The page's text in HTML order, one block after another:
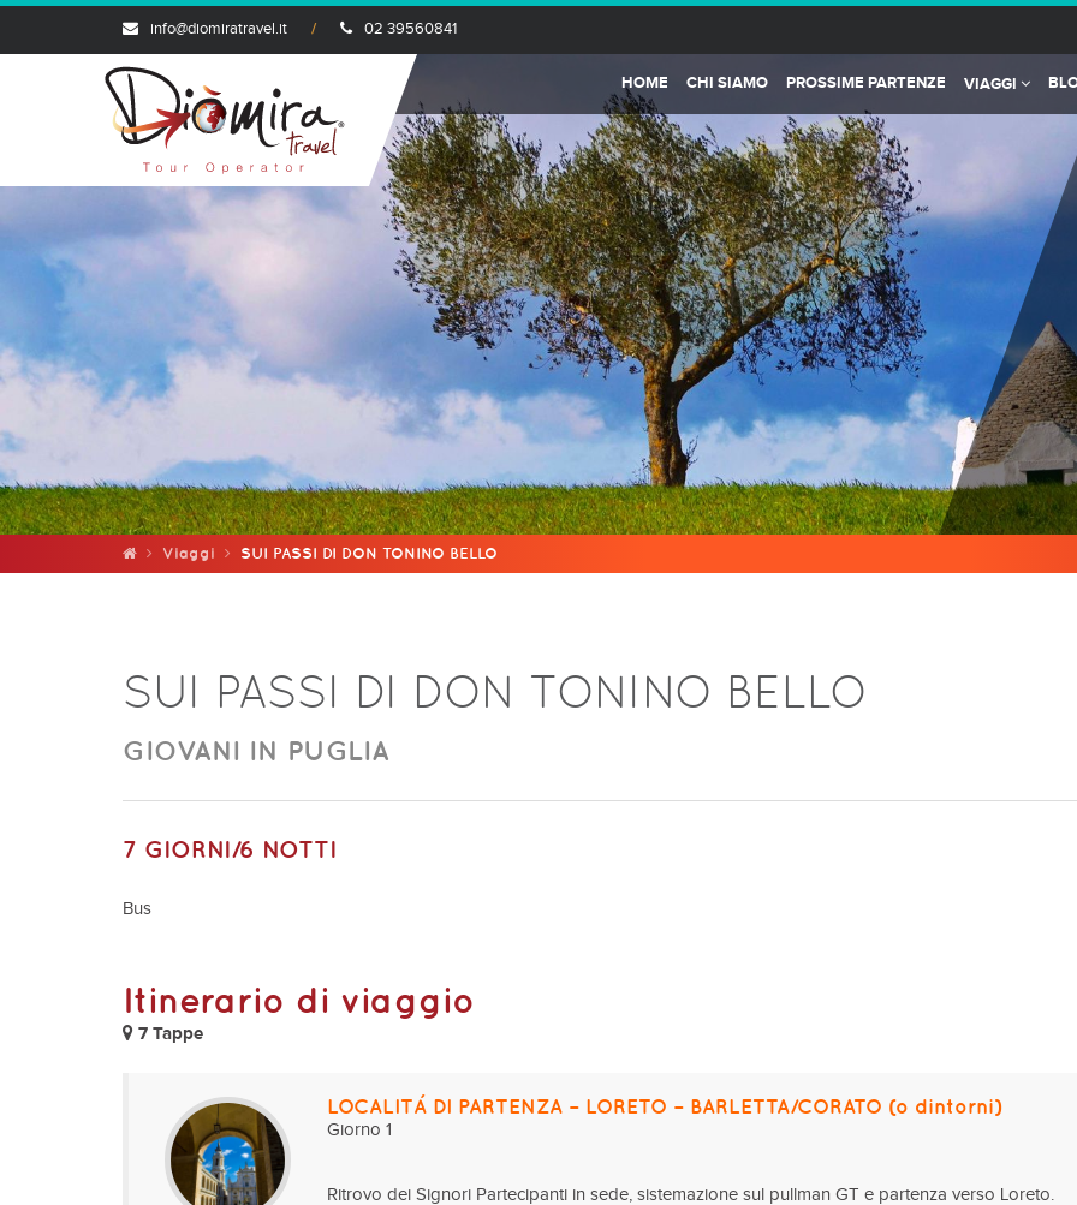
info@diomiratravel.it 02 39560841
HOME CHI SIAMO PROSSIME PARTENZE VIAGGI
Viaggi SUI PASSI DI DON TONINO BELLO
SUI PASSI DI DON TONINO BELLO
GIOVANI IN PUGLIA
7 GIORNI/6 NOTTI
Bus
Itinerario di viaggio
7 Tappe
LOCALITÁ DI PARTENZA – LORETO – BARLETTA/CORATO (o dintorni)
Giorno 1
Ritrovo dei Signori Partecipanti in sede, sistemazione sul pullman GT e partenza verso Loreto.